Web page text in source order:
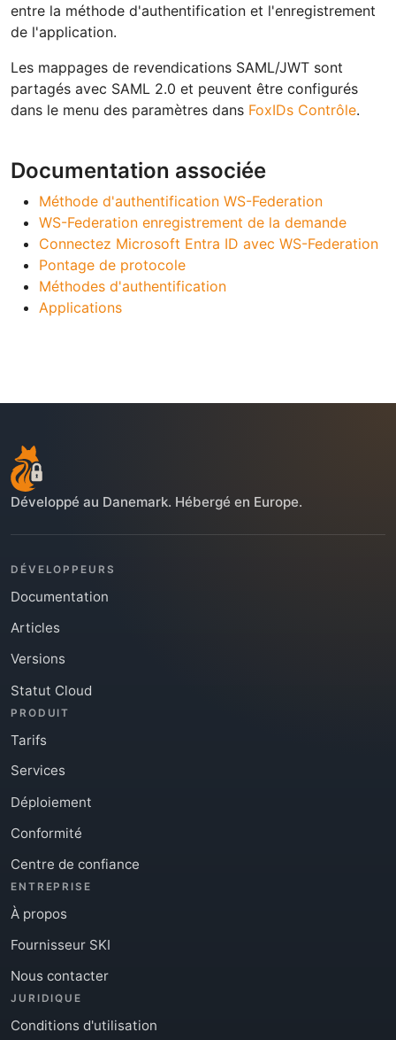
entre la méthode d'authentification et l'enregistrement
de l'application.
Les mappages de revendications SAML/JWT sont
partagés avec SAML 2.0 et peuvent être configurés
dans le menu des paramètres dans FoxIDs Contrôle.
Documentation associée
Méthode d'authentification WS-Federation
WS-Federation enregistrement de la demande
Connectez Microsoft Entra ID avec WS-Federation
Pontage de protocole
Méthodes d'authentification
Applications
Développé au Danemark. Hébergé en Europe.
DÉVELOPPEURS
Documentation
Articles
Versions
Statut Cloud
PRODUIT
Tarifs
Services
Déploiement
Conformité
Centre de confiance
ENTREPRISE
À propos
Fournisseur SKI
Nous contacter
JURIDIQUE
Conditions d'utilisation